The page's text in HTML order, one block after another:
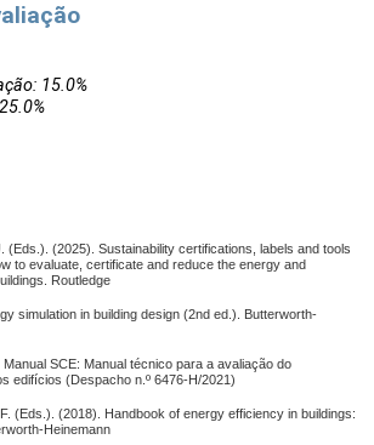
15.0%
(Eds.). (2025). Sustainability certifications, labels and tools
to evaluate, certificate and reduce the energy and
Routledge
simulation in building design (2nd ed.). Butterworth-
SCE: Manual técnico para a avaliação do
edifícios (Despacho n.º 6476-H/2021)
(Eds.). (2018). Handbook of energy efficiency in buildings:
Heinemann